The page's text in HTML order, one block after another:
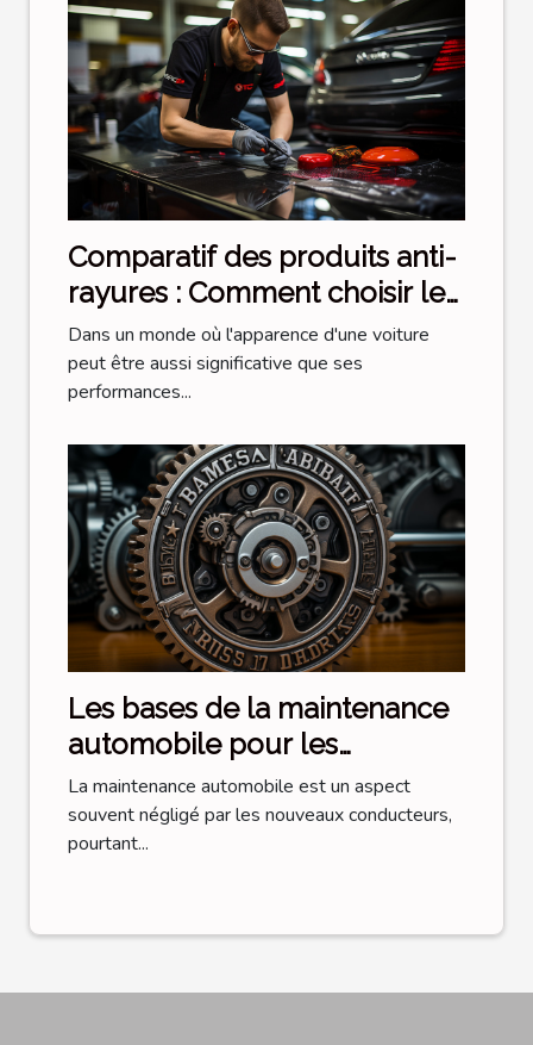
Comparatif des produits anti-
rayures : Comment choisir le
bon pour votre voiture ?
Dans un monde où l'apparence d'une voiture
peut être aussi significative que ses
performances...
Les bases de la maintenance
automobile pour les
nouveaux conducteurs
La maintenance automobile est un aspect
souvent négligé par les nouveaux conducteurs,
pourtant...